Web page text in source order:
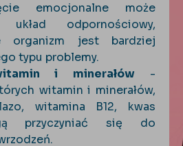
emocjonalne może
odpornościowy,
organizm jest bardziej
typu problemy.
i minerałów -
witamin i minerałów,
witamina B12, kwas
przyczyniać się do